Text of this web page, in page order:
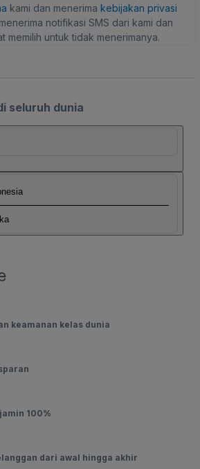
kami dan menerima kebijakan privasi
notifikasi SMS dari kami dan
memilih untuk tidak menerimanya.
seluruh dunia
keamanan kelas dunia
100%
dari awal hingga akhir